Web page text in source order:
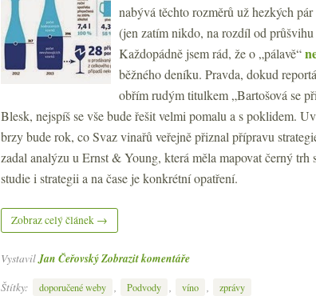
nabývá těchto rozměrů už hezkých
(jen zatím nikdo, na rozdíl od
Každopádně jsem rád, že o „pálavě“
běžného deníku. Pravda, dokud
obřím rudým titulkem „Bartošová se
Blesk, nejspíš se vše bude řešit velmi pomalu a s poklidem.
brzy bude rok, co Svaz vinařů veřejně přiznal přípravu
zadal analýzu u Ernst & Young, která měla mapovat černý
studie i strategii a na čase je konkrétní opatření.
Zobraz celý článek →
Vystavil Jan ČeřovskýZobrazit komentáře
Štítky:
doporučené weby , Podvody , víno , zprávy